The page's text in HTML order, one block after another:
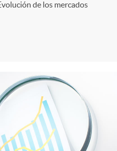
de los mercados